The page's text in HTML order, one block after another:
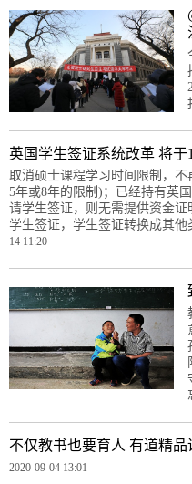
英国学生签证系统改革 将于
取消硕士课程学习时间限制，
5年或8年的限制)；已经持有英
请学生签证，则无需提供资金
学生签证，学生签证转换成其他
14 11:20
不仅教书也要育人 有道精品
2020-09-04 13:01